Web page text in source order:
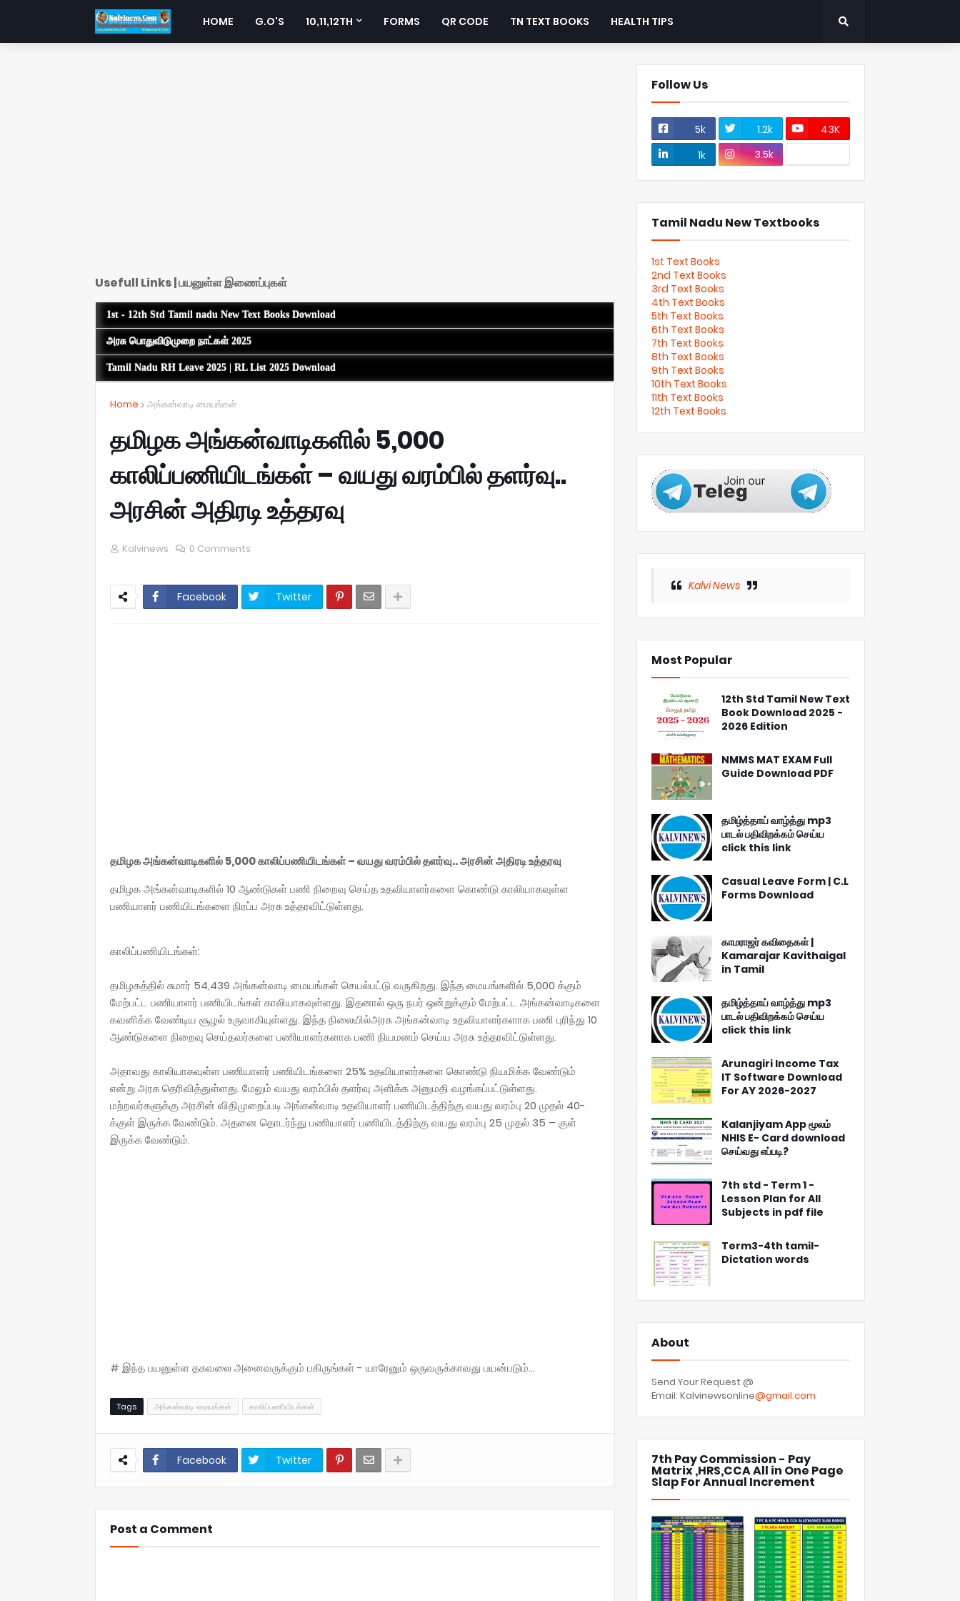
HOME G.O'S 10,11,12TH FORMS QR CODE TN TEXT BOOKS HEALTH TIPS
Usefull Links | பயனுள்ள இணைப்புகள்
1st - 12th Std Tamil nadu New Text Books Download
அரசு பொதுவிடுமுறை நாட்கள் 2025
Tamil Nadu RH Leave 2025 | RL List 2025 Download
Home அங்கன்வாடி மையங்கள்
தமிழக அங்கன்வாடிகளில் 5,000
காலிப்பணியிடங்கள் – வயது வரம்பில் தளர்வு..
அரசின் அதிரடி உத்தரவு
Kalvinews 0 Comments
Facebook Twitter
தமிழக அங்கன்வாடிகளில் 5,000 காலிப்பணியிடங்கள் – வயது வரம்பில் தளர்வு.. அரசின் அதிரடி உத்தரவு
தமிழக அங்கன்வாடிகளில் 10 ஆண்டுகள் பணி நிறைவு செய்த உதவியாளர்களை கொண்டு காலியாகவுள்ள
பணியாளர் பணியிடங்களை நிரப்ப அரசு உத்தரவிட்டுள்ளது.
காலிப்பணியிடங்கள்:
தமிழகத்தில் சுமார் 54,439 அங்கன்வாடி மையங்கள் செயல்பட்டு வருகிறது. இந்த மையங்களில் 5,000 க்கும்
மேற்பட்ட பணியாளர் பணியிடங்கள் காலியாகவுள்ளது. இதனால் ஒரு நபர் ஒன்றுக்கும் மேற்பட்ட அங்கன்வாடிகளை
கவனிக்க வேண்டிய சூழல் உருவாகியுள்ளது. இந்த நிலையில்அரசு அங்கன்வாடி உதவியாளர்களாக பணி புரிந்து 10
ஆண்டுகளை நிறைவு செய்தவர்களை பணியாளர்களாக பணி நியமனம் செய்ய அரசு உத்தரவிட்டுள்ளது.
அதாவது காலியாகவுள்ள பணியாளர் பணியிடங்களை 25% உதவியாளர்களை கொண்டு நியமிக்க வேண்டும்
என்று அரசு தெரிவித்துள்ளது. மேலும் வயது வரம்பில் தளர்வு அளிக்க அனுமதி வழங்கப்பட்டுள்ளது.
மற்றவர்களுக்கு அரசின் விதிமுறைப்படி அங்கன்வாடி உதவியாளர் பணியிடத்திற்கு வயது வரம்பு 20 முதல் 40-
க்குள் இருக்க வேண்டும். அதனை தொடர்ந்து பணியாளர் பணியிடத்திற்கு வயது வரம்பு 25 முதல் 35 – குள்
இருக்க வேண்டும்.
# இந்த பயனுள்ள தகவலை அனைவருக்கும் பகிருங்கள் - யாரேனும் ஒருவருக்காவது பயன்படும்...
Tags அங்கன்வாடி மையங்கள் காலிப்பணியிடங்கள்
Facebook Twitter
Post a Comment
Follow Us
5k 1.2k
43K
1k
3.5k
Tamil Nadu New Textbooks
1st Text Books
2nd Text Books
3rd Text Books
4th Text Books
5th Text Books
6th Text Books
7th Text Books
8th Text Books
9th Text Books
10th Text Books
11th Text Books
12th Text Books
Kalvi News
Most Popular
12th Std Tamil New Text
Book Download 2025 -
2026 Edition
NMMS MAT EXAM Full
Guide Download PDF
தமிழ்த்தாய் வாழ்த்து mp3
பாடல் பதிவிறக்கம் செய்ய
click this link
Casual Leave Form | C.L
Forms Download
காமராஜர் கவிதைகள் |
Kamarajar Kavithaigal
in Tamil
தமிழ்த்தாய் வாழ்த்து mp3
பாடல் பதிவிறக்கம் செய்ய
click this link
Arunagiri Income Tax
IT Software Download
For AY 2026-2027
Kalanjiyam App மூலம்
NHIS E- Card download
செய்வது எப்படி?
7th std - Term 1 -
Lesson Plan for All
Subjects in pdf file
Term3-4th tamil-
Dictation words
About
Send Your Request @
Email: Kalvinewsonline@gmail.com
7th Pay Commission - Pay
Matrix ,HRS,CCA All in One Page
Slap For Annual Increment